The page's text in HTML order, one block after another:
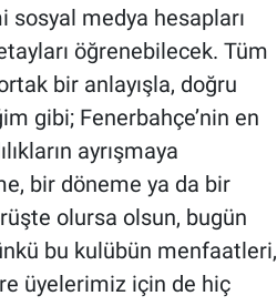
sosyal medya hesapları
öğrenebilecek. Tüm
bir anlayışla, doğru
gibi; Fenerbahçe’nin en
ayrışmaya
bir döneme ya da bir
olursa olsun, bugün
bu kulübün menfaatleri,
üyelerimiz için de hiç